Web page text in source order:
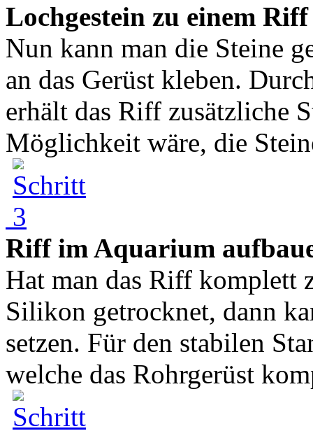
Lochgestein zu einem
Nun kann man die Steine
an das Gerüst kleben.
erhält das Riff zusätzliche
Möglichkeit wäre, die
Riff im Aquarium
Hat man das Riff komplett
Silikon getrocknet, dann
setzen. Für den stabilen
welche das Rohrgerüst